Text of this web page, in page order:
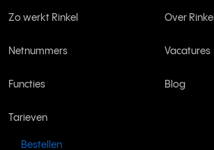
Zo werkt Rinkel
Netnummers
Functies
Tarieven
Bestellen
Over Rinkel
Vacatures
Blog